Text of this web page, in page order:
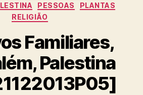
PESSOAS
PLANTAS
RELIGIÃO
Familiares,
Palestina